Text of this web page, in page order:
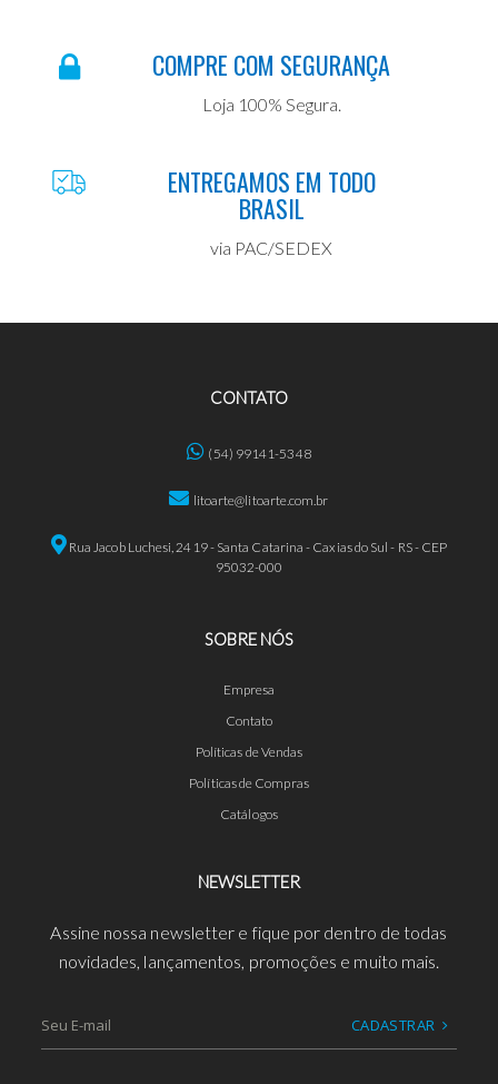
COMPRE COM SEGURANÇA
Loja 100% Segura.
ENTREGAMOS EM TODO
BRASIL
via PAC/SEDEX
CONTATO
(54) 99141-5348
litoarte@litoarte.com.br
Rua Jacob Luchesi, 2419 - Santa Catarina - Caxias do Sul - RS - CEP
95032-000
SOBRE NÓS
Empresa
Contato
Políticas de Vendas
Políticas de Compras
Catálogos
NEWSLETTER
Assine nossa newsletter e fique por dentro de todas
novidades, lançamentos, promoções e muito mais.
CADASTRAR